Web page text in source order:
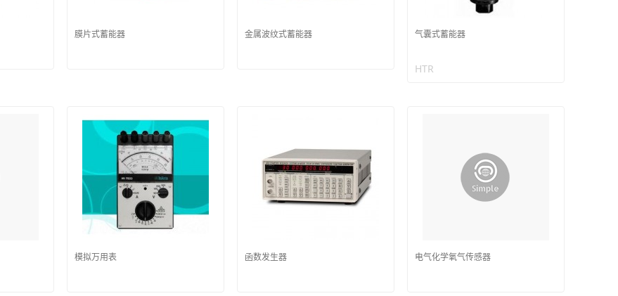
膜片式蓄能器 金属波纹式蓄能器 气囊式蓄能器
HTR
模拟万用表 函数发生器 电气化学氧气传感器